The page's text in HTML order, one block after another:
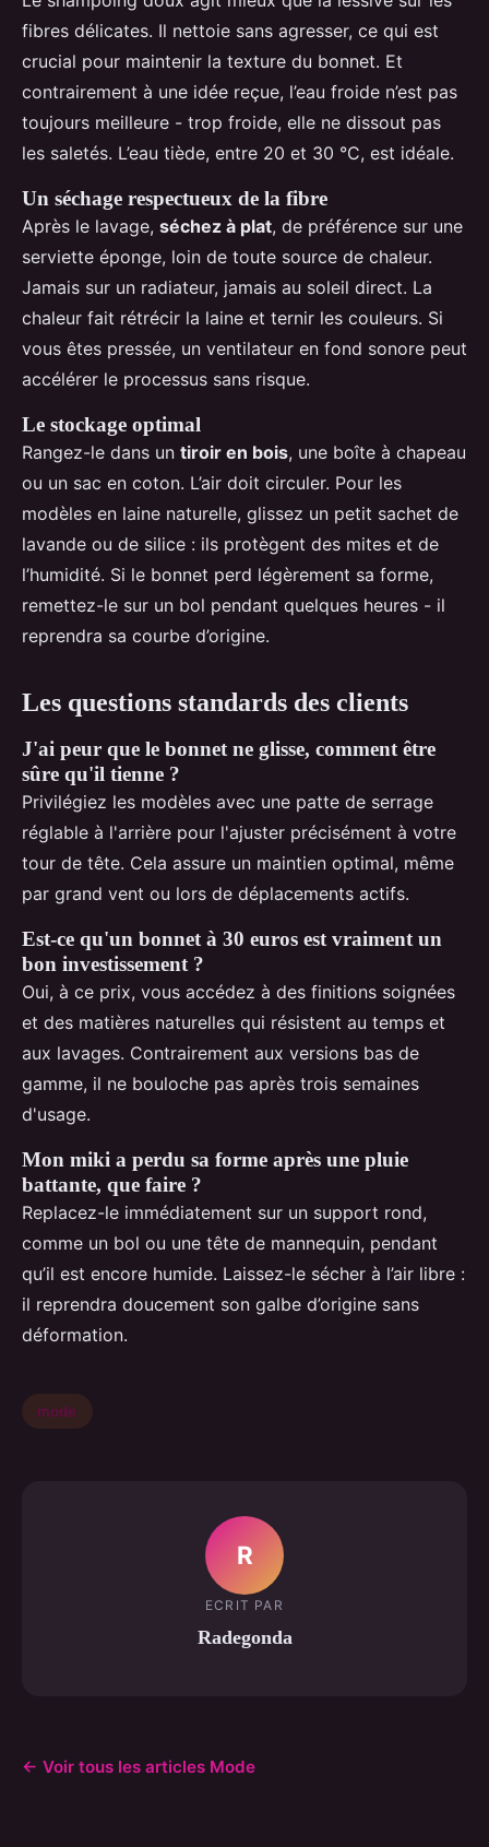
fibres délicates. Il nettoie sans agresser, ce qui est
crucial pour maintenir la texture du bonnet. Et
contrairement à une idée reçue, l’eau froide n’est pas
toujours meilleure - trop froide, elle ne dissout pas
les saletés. L’eau tiède, entre 20 et 30 °C, est idéale.
Un séchage respectueux de la fibre
Après le lavage, séchez à plat, de préférence sur une
serviette éponge, loin de toute source de chaleur.
Jamais sur un radiateur, jamais au soleil direct. La
chaleur fait rétrécir la laine et ternir les couleurs. Si
vous êtes pressée, un ventilateur en fond sonore peut
accélérer le processus sans risque.
Le stockage optimal
Rangez-le dans un tiroir en bois, une boîte à chapeau
ou un sac en coton. L’air doit circuler. Pour les
modèles en laine naturelle, glissez un petit sachet de
lavande ou de silice : ils protègent des mites et de
l’humidité. Si le bonnet perd légèrement sa forme,
remettez-le sur un bol pendant quelques heures - il
reprendra sa courbe d’origine.
Les questions standards des clients
J'ai peur que le bonnet ne glisse, comment être
sûre qu'il tienne ?
Privilégiez les modèles avec une patte de serrage
réglable à l'arrière pour l'ajuster précisément à votre
tour de tête. Cela assure un maintien optimal, même
par grand vent ou lors de déplacements actifs.
Est-ce qu'un bonnet à 30 euros est vraiment un
bon investissement ?
Oui, à ce prix, vous accédez à des finitions soignées
et des matières naturelles qui résistent au temps et
aux lavages. Contrairement aux versions bas de
gamme, il ne bouloche pas après trois semaines
d'usage.
Mon miki a perdu sa forme après une pluie
battante, que faire ?
Replacez-le immédiatement sur un support rond,
comme un bol ou une tête de mannequin, pendant
qu’il est encore humide. Laissez-le sécher à l’air libre :
il reprendra doucement son galbe d’origine sans
déformation.
mode
R
ECRIT PAR
Radegonda
← Voir tous les articles Mode